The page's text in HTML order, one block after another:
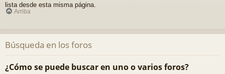
lista desde esta misma página.
Arriba
Búsqueda en los foros
¿Cómo se puede buscar en uno o varios foros?